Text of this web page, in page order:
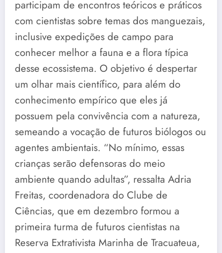
participam de encontros teóricos e práticos
com cientistas sobre temas dos manguezais,
inclusive expedições de campo para
conhecer melhor a fauna e a flora típica
desse ecossistema. O objetivo é despertar
um olhar mais científico, para além do
conhecimento empírico que eles já
possuem pela convivência com a natureza,
semeando a vocação de futuros biólogos ou
agentes ambientais. “No mínimo, essas
crianças serão defensoras do meio
ambiente quando adultas”, ressalta Adria
Freitas, coordenadora do Clube de
Ciências, que em dezembro formou a
primeira turma de futuros cientistas na
Reserva Extrativista Marinha de Tracuateua,